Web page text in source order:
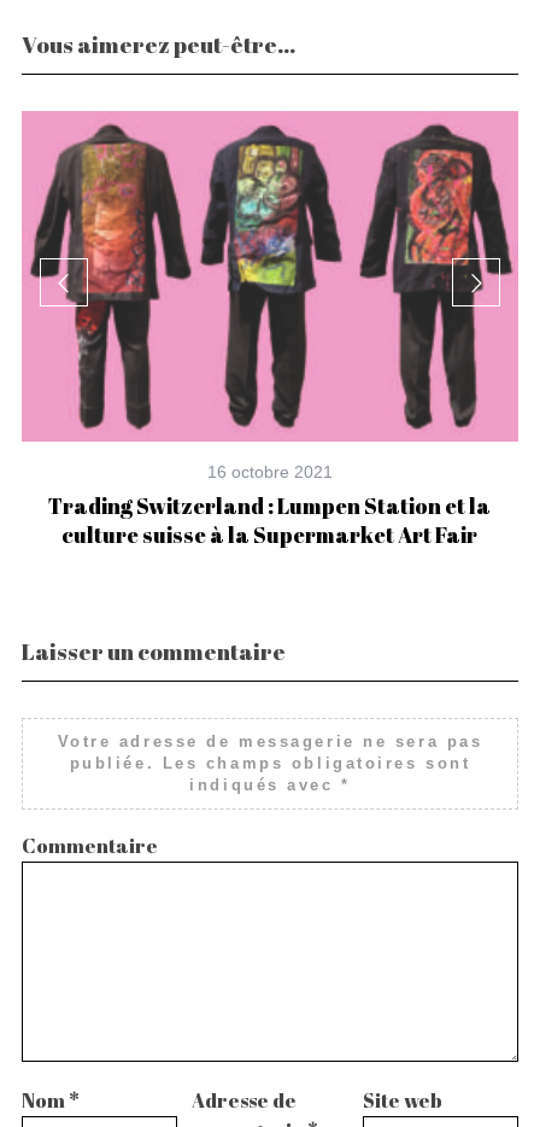
Vous aimerez peut-être...
16 octobre 2021
Trading Switzerland : Lumpen Station et la
culture suisse à la Supermarket Art Fair
Laisser un commentaire
Votre adresse de messagerie ne sera pas
publiée.
Les champs obligatoires sont
indiqués avec*
Commentaire
Nom*
Adresse de
Site web